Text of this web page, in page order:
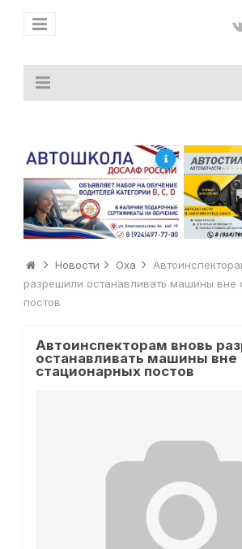
Новости Оха
разрешили останавливать машины вне
постов
Автоинспекторам вновь
останавливать машины вне
стационарных постов